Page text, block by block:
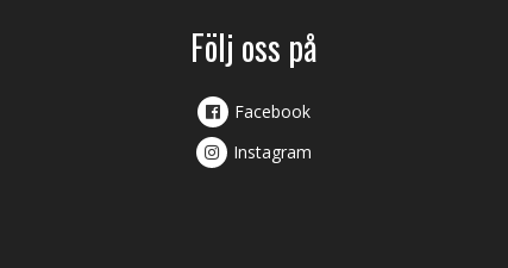
Följ oss på
Facebook
Instagram